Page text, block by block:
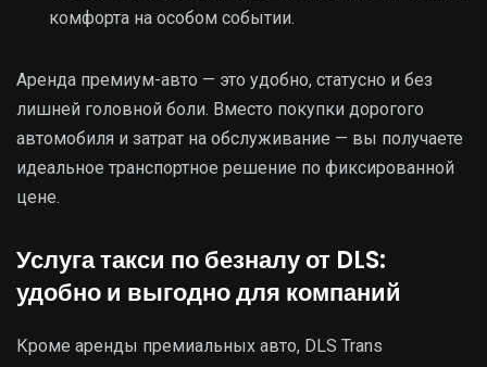
комфорта на особом событии.
Аренда премиум-авто — это удобно, статусно и без
лишней головной боли. Вместо покупки дорогого
автомобиля и затрат на обслуживание — вы получаете
идеальное транспортное решение по фиксированной
цене.
Услуга такси по безналу от DLS:
удобно и выгодно для компаний
Кроме аренды премиальных авто, DLS Trans